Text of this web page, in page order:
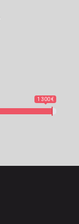
1 300 €